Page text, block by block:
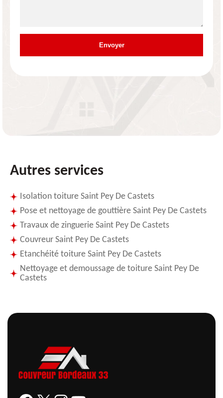
Autres services
Isolation toiture Saint Pey De Castets
Pose et nettoyage de gouttière Saint Pey De Castets
Travaux de zinguerie Saint Pey De Castets
Couvreur Saint Pey De Castets
Etanchéité toiture Saint Pey De Castets
Nettoyage et demoussage de toiture Saint Pey De
Castets